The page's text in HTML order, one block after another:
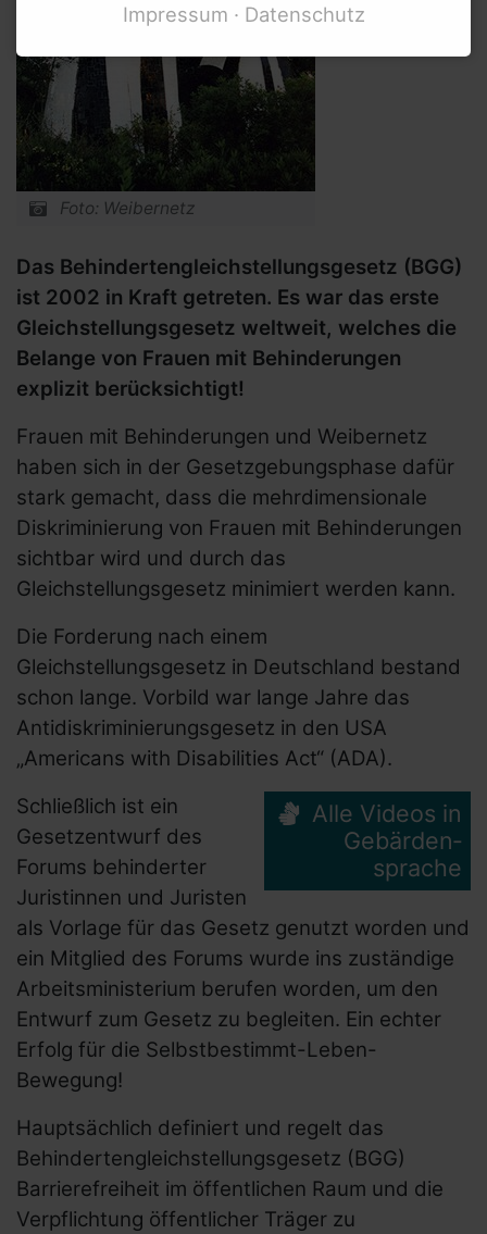
Foto: Weibernetz
Das Behindertengleichstellungsgesetz (BGG)
ist 2002 in Kraft getreten. Es war das erste
Gleichstellungsgesetz weltweit, welches die
Belange von Frauen mit Behinderungen
explizit berücksichtigt!
Frauen mit Behinderungen und Weibernetz
haben sich in der Gesetzgebungsphase dafür
stark gemacht, dass die mehrdimensionale
Diskriminierung von Frauen mit Behinderungen
sichtbar wird und durch das
Gleichstellungsgesetz minimiert werden kann.
Die Forderung nach einem
Gleichstellungsgesetz in Deutschland bestand
schon lange. Vorbild war lange Jahre das
Antidiskriminierungsgesetz in den USA
„Americans with Disabilities Act“ (ADA).
Alle Videos in
Gebär­den­
sprache
Schließlich ist ein
Gesetzentwurf des
Forums behinderter
Juristinnen und Juristen
als Vorlage für das Gesetz genutzt worden und
ein Mitglied des Forums wurde ins zuständige
Arbeitsministerium berufen worden, um den
Entwurf zum Gesetz zu begleiten. Ein echter
Erfolg für die Selbstbestimmt-Leben-
Bewegung!
Hauptsächlich definiert und regelt das
Behindertengleichstellungsgesetz (BGG)
Barrierefreiheit im öffentlichen Raum und die
Verpflichtung öffentlicher Träger zu
Impressum
Datenschutz